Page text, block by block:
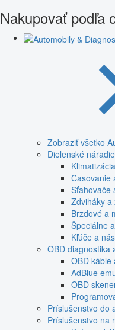
Nakupovať podľa
Zobraziť všetko
Dielenské náradie
Časovanie
Sťahovače
Zdviháky a
Brzdové a
Špeciálne
Kľúče a
OBD diagnostika
OBD káble
AdBlue
OBD
Príslušenstvo do
Príslušenstvo na